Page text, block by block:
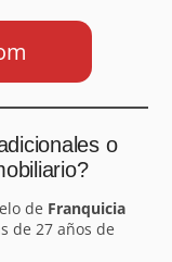
o
de Franquicia
de 27 años de